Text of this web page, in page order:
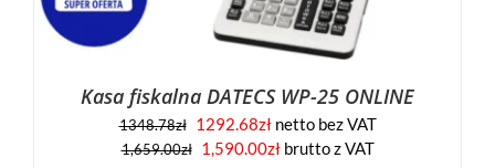
Kasa fiskalna DATECS WP-25 ONLINE
1348.78zł 1292.68złnetto bez VAT
1,659.00zł 1,590.00złbrutto z VAT